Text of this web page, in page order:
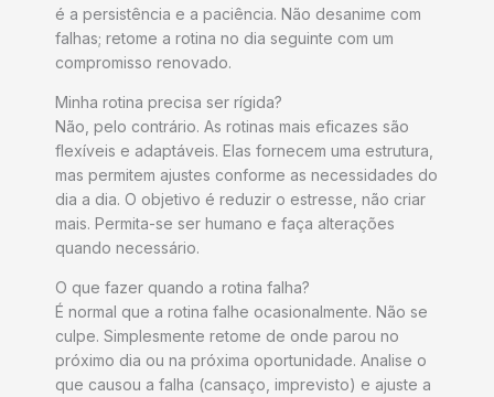
é a persistência e a paciência. Não desanime com
falhas; retome a rotina no dia seguinte com um
compromisso renovado.
Minha rotina precisa ser rígida?
Não, pelo contrário. As rotinas mais eficazes são
flexíveis e adaptáveis. Elas fornecem uma estrutura,
mas permitem ajustes conforme as necessidades do
dia a dia. O objetivo é reduzir o estresse, não criar
mais. Permita-se ser humano e faça alterações
quando necessário.
O que fazer quando a rotina falha?
É normal que a rotina falhe ocasionalmente. Não se
culpe. Simplesmente retome de onde parou no
próximo dia ou na próxima oportunidade. Analise o
que causou a falha (cansaço, imprevisto) e ajuste a